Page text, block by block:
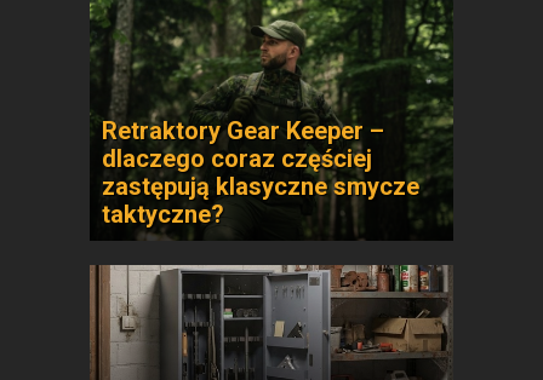
Retraktory Gear Keeper –
dlaczego coraz częściej
zastępują klasyczne smycze
taktyczne?